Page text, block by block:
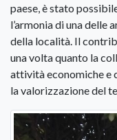
paese, è stato
l’armonia di una delle
della località. Il
una volta quanto la
attività economiche e
la valorizzazione del